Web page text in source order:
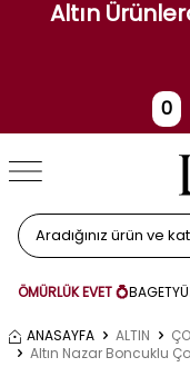
Altın
0
Gün
ÖMÜRLÜK EVET 💍BAGET
ANASAYFA ALTIN
Altın Nazar Boncuklu